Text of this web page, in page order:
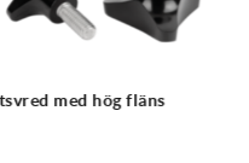
Stärnvred